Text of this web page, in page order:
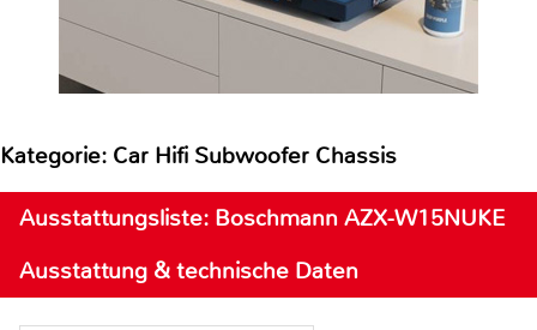
Kategorie: Car Hifi Subwoofer Chassis
Ausstattungsliste: Boschmann AZX-W15NUKE
Ausstattung & technische Daten